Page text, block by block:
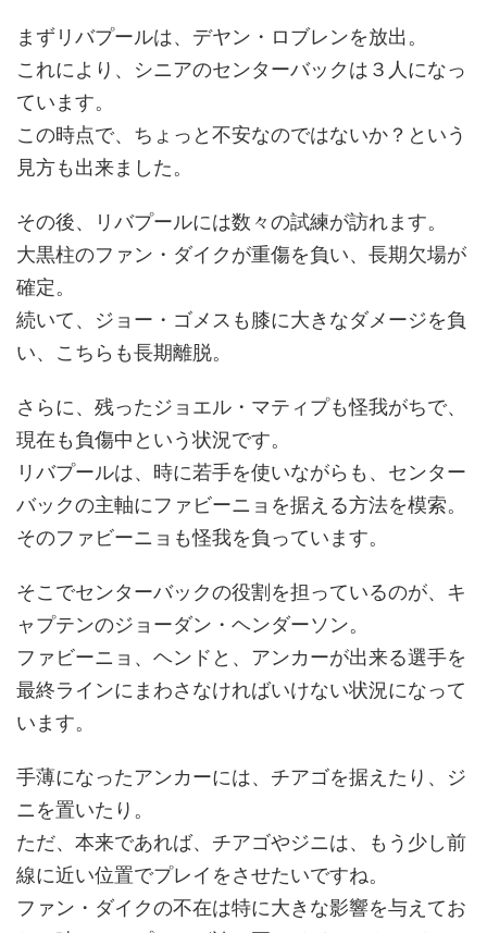
まずリバプールは、デヤン・ロブレンを放出。
これにより、シニアのセンターバックは３人になっ
ています。
この時点で、ちょっと不安なのではないか？という
見方も出来ました。
その後、リバプールには数々の試練が訪れます。
大黒柱のファン・ダイクが重傷を負い、長期欠場が
確定。
続いて、ジョー・ゴメスも膝に大きなダメージを負
い、こちらも長期離脱。
さらに、残ったジョエル・マティプも怪我がちで、
現在も負傷中という状況です。
リバプールは、時に若手を使いながらも、センター
バックの主軸にファビーニョを据える方法を模索。
そのファビーニョも怪我を負っています。
そこでセンターバックの役割を担っているのが、キ
ャプテンのジョーダン・ヘンダーソン。
ファビーニョ、ヘンドと、アンカーが出来る選手を
最終ラインにまわさなければいけない状況になって
います。
手薄になったアンカーには、チアゴを据えたり、ジ
ニを置いたり。
ただ、本来であれば、チアゴやジニは、もう少し前
線に近い位置でプレイをさせたいですね。
ファン・ダイクの不在は特に大きな影響を与えてお